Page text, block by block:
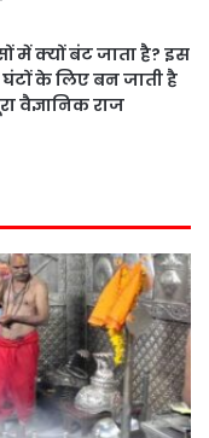
में क्यों बंट जाता है? इस
के लिए बन जाती है
वैज्ञानिक राज